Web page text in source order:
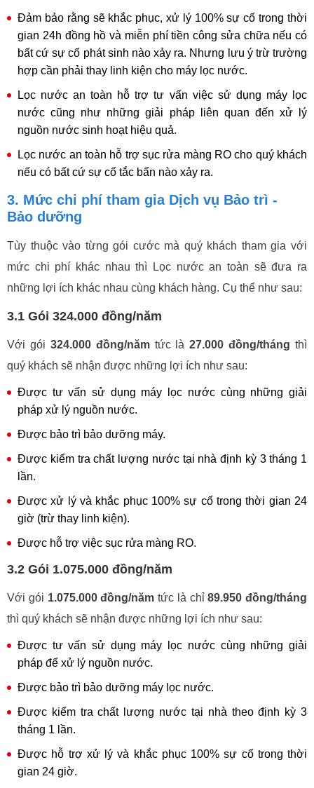
Đảm bảo rằng sẽ khắc phục, xử lý 100% sự cố trong thời
gian 24h đồng hồ và miễn phí tiền công sửa chữa nếu có
bất cứ sự cố phát sinh nào xảy ra. Nhưng lưu ý trừ trường
hợp cần phải thay linh kiện cho máy lọc nước.
Lọc nước an toàn hỗ trợ tư vấn việc sử dụng máy lọc
nước cũng như những giải pháp liên quan đến xử lý
nguồn nước sinh hoạt hiệu quả.
Lọc nước an toàn hỗ trợ sục rửa màng RO cho quý khách
nếu có bất cứ sự cố tắc bẩn nào xảy ra.
3. Mức chi phí tham gia Dịch vụ Bảo trì -
Bảo dưỡng
Tùy thuộc vào từng gói cước mà quý khách tham gia với
mức chi phí khác nhau thì Lọc nước an toàn sẽ đưa ra
những lợi ích khác nhau cùng khách hàng. Cụ thể như sau:
3.1 Gói 324.000 đồng/năm
Với gói 324.000 đồng/nămtức là27.000 đồng/tháng thì
quý khách sẽ nhận được những lợi ích như sau:
Được tư vấn sử dụng máy lọc nước cùng những giải
pháp xử lý nguồn nước.
Được bảo trì bảo dưỡng máy.
Được kiểm tra chất lượng nước tại nhà định kỳ 3 tháng 1
lần.
Được xử lý và khắc phục 100% sự cố trong thời gian 24
giờ (trừ thay linh kiện).
Được hỗ trợ việc sục rửa màng RO.
3.2 Gói 1.075.000 đồng/năm
Với gói 1.075.000 đồng/năm tức là chỉ89.950 đồng/tháng
thì quý khách sẽ nhận được những lợi ích như sau:
Được tư vấn sử dụng máy lọc nước cùng những giải
pháp để xử lý nguồn nước.
Được bảo trì bảo dưỡng máy lọc nước.
Được kiểm tra chất lượng nước tại nhà theo định kỳ 3
tháng 1 lần.
Được hỗ trợ xử lý và khắc phục 100% sự cố trong thời
gian 24 giờ.